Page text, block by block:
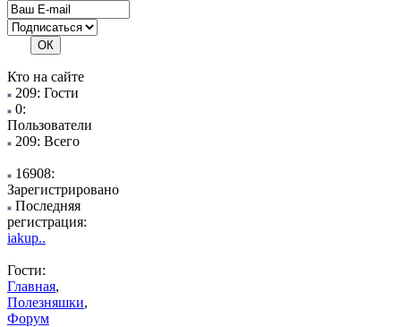
Кто на сайте
209: Гости
0:
Пользователи
209: Всего
16908:
Зарегистрировано
Последняя
регистрация:
iakup..
Гости:
Главная,
Полезняшки,
Форум